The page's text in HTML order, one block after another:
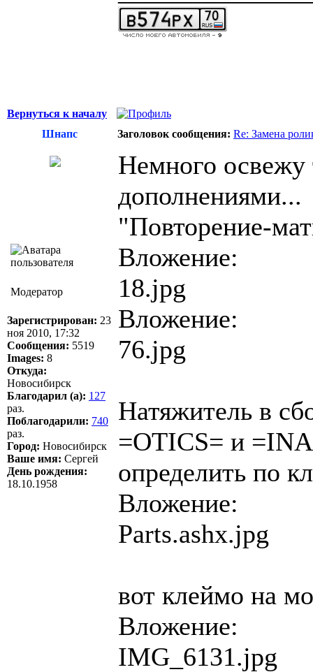
Вернуться к началу
Шнапс
Заголовок сообщения: Re: Замена
Модератор
Зарегистрирован: 23
ноя 2010, 17:32
Сообщения: 5519
Images: 8
Откуда:
Новосибирск
Благодарил (а): 127
раз.
Поблагодарили: 740
раз.
Город: Новосибирск
Ваше имя: Сергей
День рождения:
18.10.1958
Немного
дополнениями...
"Повторение-
Вложение:
18.jpg
Вложение:
76.jpg
Натяжитель в
=OTICS= и
определить по
Вложение:
Parts.ashx.jpg
вот клеймо на
Вложение:
IMG_6131.jpg